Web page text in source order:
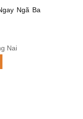
Ngã Ba
Nai